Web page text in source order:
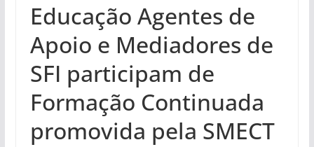
Educação Agentes de
Apoio e Mediadores de
SFI participam de
Formação Continuada
promovida pela SMECT